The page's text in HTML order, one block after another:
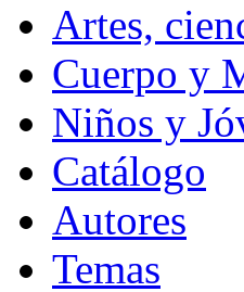
Artes,
Cuerpo y
Niños y
Catálogo
Autores
Temas